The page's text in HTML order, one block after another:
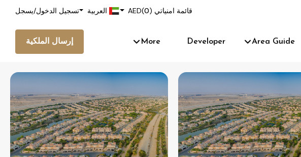
قائمة امنياتي (0
)
AED العربية تسجيل الدخول/يسجل
Area Guide
Developer
More إرسال الملكية